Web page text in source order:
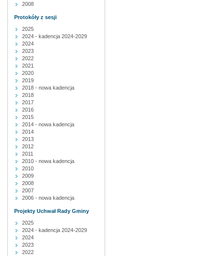
2008
Protokóły z sesji
2025
2024 - kadencja 2024-2029
2024
2023
2022
2021
2020
2019
2018 - nowa kadencja
2018
2017
2016
2015
2014 - nowa kadencja
2014
2013
2012
2011
2010 - nowa kadencja
2010
2009
2008
2007
2006 - nowa kadencja
Projekty Uchwał Rady Gminy
2025
2024 - kadencja 2024-2029
2024
2023
2022